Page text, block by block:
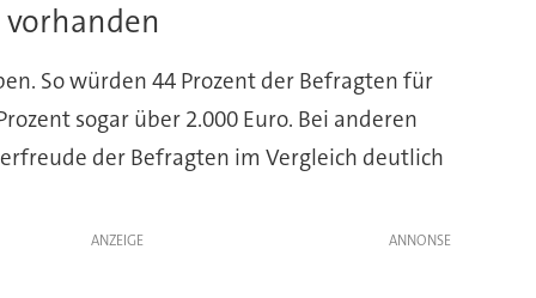
So würden 44 Prozent der Befragten für
sogar über 2.000 Euro. Bei anderen
der Befragten im Vergleich deutlich
ANZEIGE